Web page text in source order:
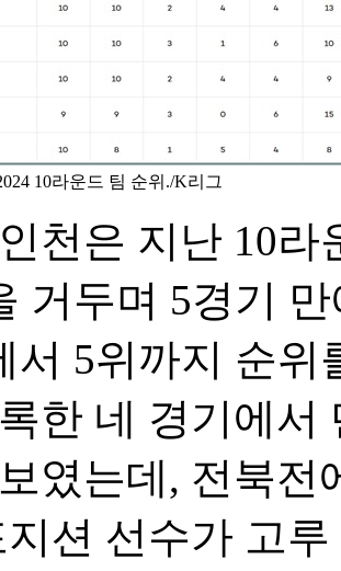
10라운드 팀 순위./K리그
천은 지난 10
거두며 5경기
서 5위까지 순
한 네 경기에서
였는데, 전북전
션 선수가 고